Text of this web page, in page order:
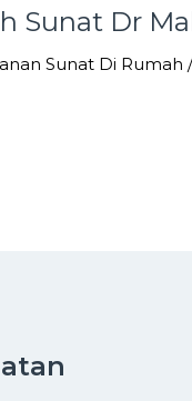
Sunat Dr
Sunat Di Rumah